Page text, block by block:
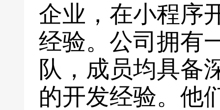
企业，在小程序
经验。公司拥有
队，成员均具备
的开发经验。他